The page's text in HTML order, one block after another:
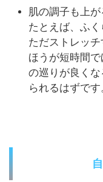
肌の調子も上が
たとえば、ふく
ただストレッ
ほうが短時間
の巡りが良く
られるはずです